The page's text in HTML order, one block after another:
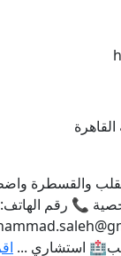
واضطرابات
...اقرأ المزيد